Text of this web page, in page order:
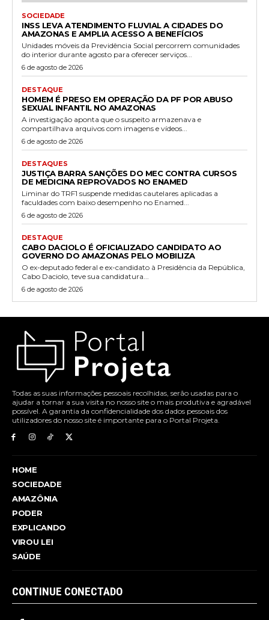
SOCIEDADE
INSS LEVA ATENDIMENTO FLUVIAL A CIDADES DO
AMAZONAS E AMPLIA ACESSO A BENEFÍCIOS
Unidades móveis da Previdência Social percorrem comunidades
do interior durante agosto para oferecer serviços...
6 de agosto de 2026
DESTAQUE
HOMEM É PRESO EM OPERAÇÃO DA PF POR ABUSO
SEXUAL INFANTIL NO AMAZONAS
A investigação aponta que o suspeito armazenava e
compartilhava arquivos com imagens e vídeos...
6 de agosto de 2026
DESTAQUES
JUSTIÇA BARRA SANÇÕES DO MEC CONTRA CURSOS
DE MEDICINA REPROVADOS NO ENAMED
Liminar do TRF1 suspende medidas cautelares aplicadas a
faculdades com baixo desempenho no Enamed...
6 de agosto de 2026
DESTAQUE
CABO DACIOLO É OFICIALIZADO CANDIDATO AO
GOVERNO DO AMAZONAS PELO MOBILIZA
O ex-deputado federal e ex-candidato à Presidência da República,
Cabo Daciolo, teve sua candidatura...
6 de agosto de 2026
Todas as suas informações pessoais recolhidas, serão usadas para o
ajudar a tornar a sua visita no nosso site o mais produtiva e agradável
possível. A garantia da confidencialidade dos dados pessoais dos
utilizadores do nosso site é importante para o Portal Projeta.
HOME
SOCIEDADE
AMAZÔNIA
PODER
EXPLICANDO
VIROU LEI
SAÚDE
CONTINUE CONECTADO